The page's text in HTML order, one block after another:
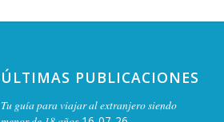
ÚLTIMAS PUBLICACIONES
Tu guía para viajar al extranjero siendo